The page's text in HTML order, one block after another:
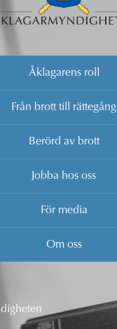
Åklagarens roll
Från brott till rättegång
Berörd av brott
Jobba hos oss
För media
Om oss